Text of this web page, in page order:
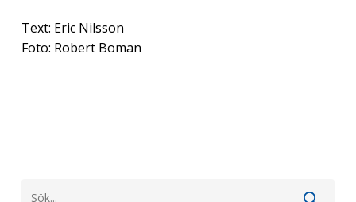
Text: Eric Nilsson
Foto: Robert Boman